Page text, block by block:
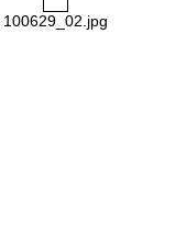
100629_02.jpg